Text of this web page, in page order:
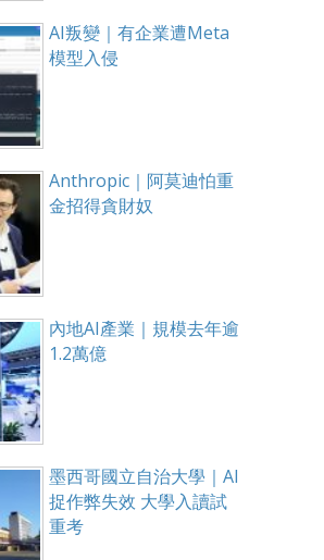
AI叛變｜有企業遭Meta
模型入侵
Anthropic｜阿莫迪怕重
金招得貪財奴
內地AI產業｜規模去年逾
1.2萬億
墨西哥國立自治大學｜AI
捉作弊失效 大學入讀試
重考